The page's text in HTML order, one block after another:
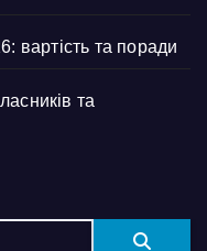
вартість та поради
та